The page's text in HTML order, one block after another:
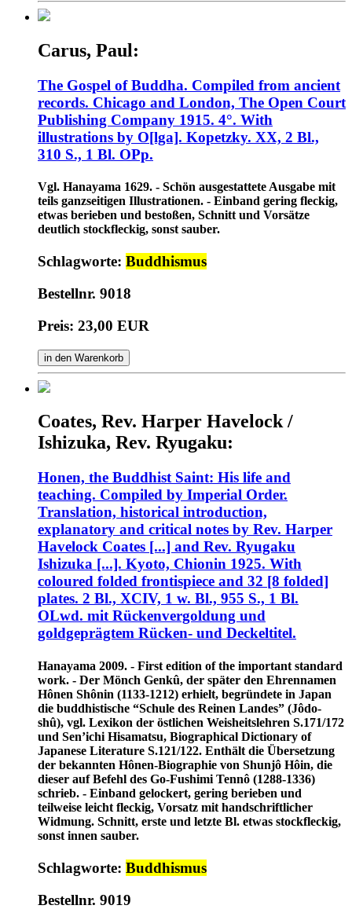
Carus, Paul:
The Gospel of Buddha. Compiled from ancient
records. Chicago and London, The Open Court
Publishing Company 1915. 4°. With
illustrations by O[lga]. Kopetzky. XX, 2 Bl.,
310 S., 1 Bl. OPp.
Vgl. Hanayama 1629. - Schön ausgestattete Ausgabe mit
teils ganzseitigen Illustrationen. - Einband gering fleckig,
etwas berieben und bestoßen, Schnitt und Vorsätze
deutlich stockfleckig, sonst sauber.
Schlagworte: Buddhismus
Bestellnr. 9018
Preis: 23,00 EUR
in den Warenkorb
Coates, Rev. Harper Havelock /
Ishizuka, Rev. Ryugaku:
Honen, the Buddhist Saint: His life and
teaching. Compiled by Imperial Order.
Translation, historical introduction,
explanatory and critical notes by Rev. Harper
Havelock Coates [...] and Rev. Ryugaku
Ishizuka [...]. Kyoto, Chionin 1925. With
coloured folded frontispiece and 32 [8 folded]
plates. 2 Bl., XCIV, 1 w. Bl., 955 S., 1 Bl.
OLwd. mit Rückenvergoldung und
goldgeprägtem Rücken- und Deckeltitel.
Hanayama 2009. - First edition of the important standard
work. - Der Mönch Genkû, der später den Ehrennamen
Hônen Shônin (1133-1212) erhielt, begründete in Japan
die buddhistische “Schule des Reinen Landes” (Jôdo-
shû), vgl. Lexikon der östlichen Weisheitslehren S.171/172
und Sen’ichi Hisamatsu, Biographical Dictionary of
Japanese Literature S.121/122. Enthält die Übersetzung
der bekannten Hônen-Biographie von Shunjô Hôin, die
dieser auf Befehl des Go-Fushimi Tennô (1288-1336)
schrieb. - Einband gelockert, gering berieben und
teilweise leicht fleckig, Vorsatz mit handschriftlicher
Widmung. Schnitt, erste und letzte Bl. etwas stockfleckig,
sonst innen sauber.
Schlagworte: Buddhismus
Bestellnr. 9019